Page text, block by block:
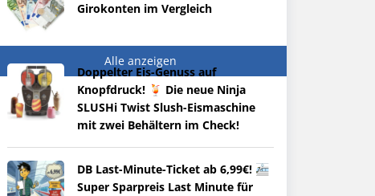
Girokonten im Vergleich
Alle anzeigen
Doppelter Eis-Genuss auf
Knopfdruck! 🍹 Die neue Ninja
SLUSHi Twist Slush-Eismaschine
mit zwei Behältern im Check!
DB Last-Minute-Ticket ab 6,99€! 🚈
Super Sparpreis Last Minute für